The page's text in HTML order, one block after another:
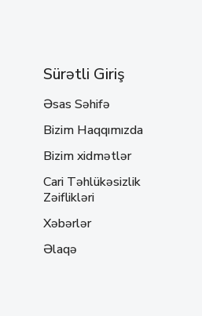
Sürətli Giriş
Əsas Səhifə
Bizim Haqqımızda
Bizim xidmətlər
Cari Təhlükəsizlik
Zəiflikləri
Xəbərlər
Əlaqə